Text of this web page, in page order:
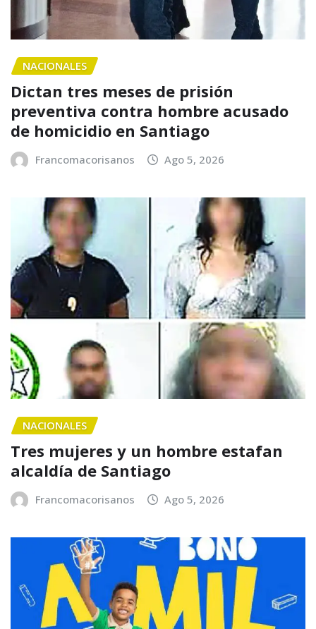
NACIONALES
Dictan tres meses de prisión
preventiva contra hombre acusado
de homicidio en Santiago
Francomacorisanos Ago 5, 2026
NACIONALES
Tres mujeres y un hombre estafan
alcaldía de Santiago
Francomacorisanos Ago 5, 2026